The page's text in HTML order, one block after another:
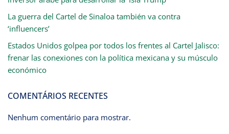
La guerra del Cartel de Sinaloa también va contra
‘influencers’
Estados Unidos golpea por todos los frentes al Cartel Jalisco:
frenar las conexiones con la política mexicana y su músculo
económico
COMENTÁRIOS RECENTES
Nenhum comentário para mostrar.